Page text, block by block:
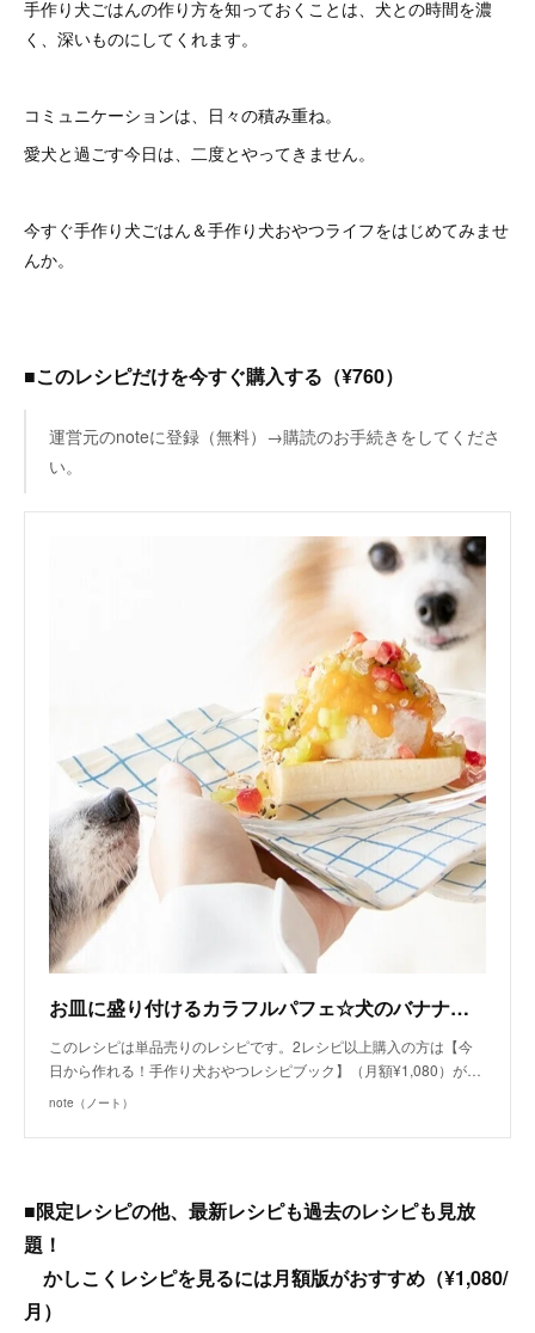
手作り犬ごはんの作り方を知っておくことは、犬との時間を濃
く、深いものにしてくれます。
コミュニケーションは、日々の積み重ね。
愛犬と過ごす今日は、二度とやってきません。
今すぐ手作り犬ごはん＆手作り犬おやつライフをはじめてみませ
んか。
■このレシピだけを今すぐ購入する（¥760）
運営元のnoteに登録（無料）→購読のお手続きをしてくださ
い。
お皿に盛り付けるカラフルパフェ☆犬のバナナスプリット（手作り犬おやつレシピ）/単品購入｜いちかわあやこ（犬ごはん先生）｜note
このレシピは単品売りのレシピです。2レシピ以上購入の方は【今
日から作れる！手作り犬おやつレシピブック】（月額¥1,080）が…
note（ノート）
■限定レシピの他、最新レシピも過去のレシピも見放
題！
かしこくレシピを見るには月額版がおすすめ（¥1,080/
月）